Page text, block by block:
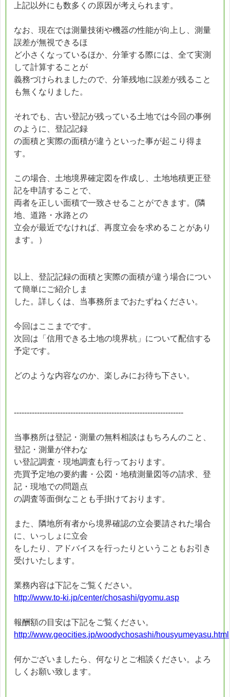
上記以外にも数多くの原因が考えられます。
なお、現在では測量技術や機器の性能が向上し、測量
誤差が無視できるほ
ど小さくなっているほか、分筆する際には、全て実測
して計算することが
義務づけられましたので、分筆残地に誤差が残ること
も無くなりました。
それでも、古い登記が残っている土地では今回の事例
のように、登記記録
の面積と実際の面積が違うといった事が起こり得ま
す。
この場合、土地境界確定図を作成し、土地地積更正登
記を申請することで、
両者を正しい面積で一致させることができます。(隣
地、道路・水路との
立会が最近でなければ、再度立会を求めることがあり
ます。）
以上、登記記録の面積と実際の面積が違う場合につい
て簡単にご紹介しま
した。詳しくは、当事務所までおたずねください。
今回はここまでです。
次回は「信用できる土地の境界杭」について配信する
予定です。
どのような内容なのか、楽しみにお待ち下さい。
------------------------------------------------------------------
当事務所は登記・測量の無料相談はもちろんのこと、
登記・測量が伴わな
い登記調査・現地調査も行っております。
売買予定地の要約書・公図・地積測量図等の請求、登
記・現地での問題点
の調査等面倒なことも手掛けております。
また、隣地所有者から境界確認の立会要請された場合
に、いっしょに立会
をしたり、アドバイスを行ったりということもお引き
受けいたします。
業務内容は下記をご覧ください。
http://www.to-ki.jp/center/chosashi/gyomu.asp
報酬額の目安は下記をご覧ください。
http://www.geocities.jp/woodychosashi/housyumeyasu.html
何かございましたら、何なりとご相談ください。よろ
しくお願い致します。